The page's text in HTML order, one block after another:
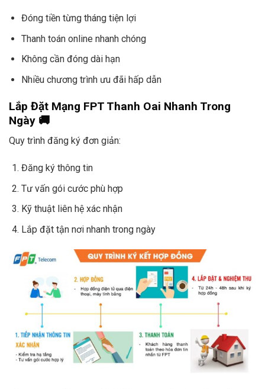
Đóng tiền từng tháng tiện lợi
Thanh toán online nhanh chóng
Không cần đóng dài hạn
Nhiều chương trình ưu đãi hấp dẫn
Lắp Đặt Mạng FPT Thanh Oai Nhanh Trong
Ngày 🚚
Quy trình đăng ký đơn giản:
Đăng ký thông tin
Tư vấn gói cước phù hợp
Kỹ thuật liên hệ xác nhận
Lắp đặt tận nơi nhanh trong ngày